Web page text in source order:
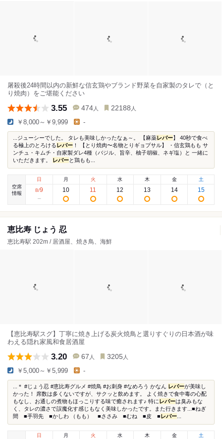
屠殺後24時間以内の新鮮な信玄鶏やブランド野菜を自家製のタレで（と
り焼肉）をご堪能ください
3.55 474 人 22188 人
￥8,000～￥9,999 -
...ジューシーでした。 タレも美味しかったなぁ～。 【麻薬 レバー】 40秒で食べ
る極上のとろける レバー ！ 【とり焼肉〜名物とりギョプサル】 ・信玄鶏もも サ
ンチュ・キムチ・自家製ダレ4種（バジル、旨辛、柚子胡椒、ネギ塩）と 一緒に
いただきます。
レバーと鶏もも...
空席
情報
日
8/9
月
10
火
11
水
12
木
13
金
14
土
15
恵比寿 じょう 忍
恵比寿駅 202m / 居酒屋、焼き鳥、海鮮
【恵比寿駅スグ】丁寧に焼き上げる炭火焼鳥と選りすぐりの日本酒が味
わえる隠れ家風和食居酒屋
3.20 67 人 3205 人
￥5,000～￥5,999 -
...＊ #じょう忍 #恵比寿グルメ #焼鳥 #お刺身 #なめろう かなん レバーが美味し
かった！ 席数は多くないですが、サクッと飲めます。 よく焼きで食中毒の心配
もなし、お通しの煮物もほっこりする味で癒されます♪ 特に レバーは臭みもな
く、タレの濃さで誤魔化す感じもなく美味しかったです。また行きます...■ねぎ
間 ■手羽先 ■かしわ （もも） ■ささみ ■むね ■皮 ■ レバー
日
月 火 水 木 金 土